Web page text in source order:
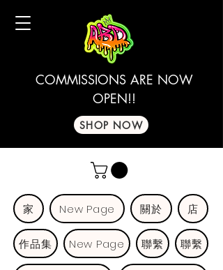
COMMISSIONS ARE NOW
OPEN!!
SHOP NOW
家 New Page 關於 店
作品集 New Page 聯繫 聯繫